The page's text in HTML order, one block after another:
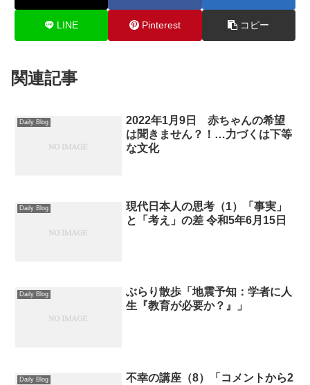
LINE Pinterest コピー
関連記事
Daily Blog
2022年1月9日 赤ちゃんの希望
は聞きません？！…力づくは下等
な文化
Daily Blog
現代日本人の思考（1）「事実」
と「考え」の差 令和5年6月15日
Daily Blog
ぶらり散歩「地震予知：学者に人
生『教育が必要か？』」
Daily Blog
不幸の講座（8）「コメントから2